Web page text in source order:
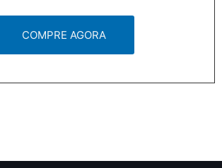
COMPRE AGORA